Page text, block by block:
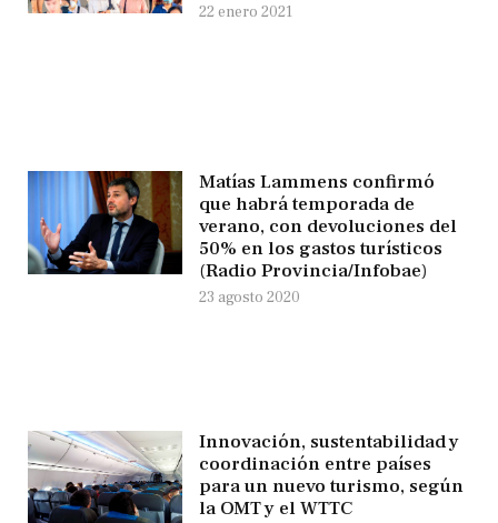
22 enero 2021
Matías Lammens confirmó
que habrá temporada de
verano, con devoluciones del
50% en los gastos turísticos
(Radio Provincia/Infobae)
23 agosto 2020
Innovación, sustentabilidad y
coordinación entre países
para un nuevo turismo, según
la OMT y el WTTC